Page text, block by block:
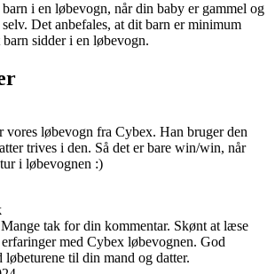
i en løbevogn, når din baby er gammel og
Det anbefales, at dit barn er minimum
sidder i en løbevogn.
vores løbevogn fra Cybex. Han bruger den
trives i den. Så det er bare win/win, når
i løbevognen :)
tak for din kommentar. Skønt at læse
med Cybex løbevognen. God
løbeturene til din mand og datter.